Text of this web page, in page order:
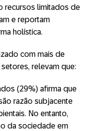
recursos limitados de
e reportam
holística.
com mais de
relevam que:
(29%) afirma que
razão subjacente
No entanto,
da sociedade em